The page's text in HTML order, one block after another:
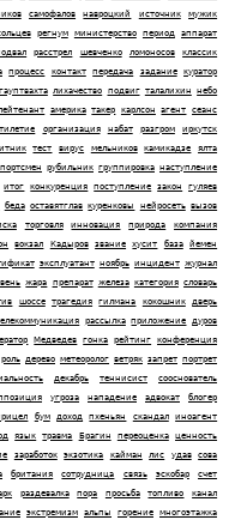
самофалов навроцкий источник
мужик
регнум министерство период аппарат
расстрел шевченко ломоносов
классик
процесс контакт передача задание
куратор
гауптвахта лихачество подвиг талалихин небо
америка такер карлсон агент сеанс
организация набат разгром
иркутск
тест вирус мельников камикадзе
ялта
рубильник группировка наступление
итог конкуренция поступление закон
гуляев
беда оставятглав куренковы нейросеть вызов
торговля инновация природа
компания
вокзал Кадыров звание хусит база йемен
эксплуатант ноябрь инцидент журнал
жара препарат железа категория словарь
шоссе трагедия гилмана кокошник дверь
рассылка приложение дуров
Медведев гонка рейтинг конференция
роль дерево метеоролог ветряк запрет портрет
декабрь теннисист
сооснователь
угроза нападение адвокат
блогер
бум доход пхеньян скандал иноагент
язык травма Брагин переоценка ценность
заработок экзотика кайман лис удав
сова
британия сотрудница связь эскобар
счет
раздевалка пора просьба топливо
канал
экстремизм альпы горение многоэтажка